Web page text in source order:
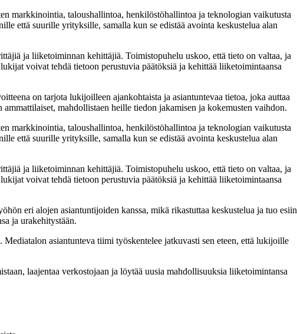
markkinointia, taloushallintoa, henkilöstöhallintoa ja teknologian vaikutusta
että suurille yrityksille, samalla kun se edistää avointa keskustelua alan
ja liiketoiminnan kehittäjiä. Toimistopuhelu uskoo, että tieto on valtaa, ja
voivat tehdä tietoon perustuvia päätöksiä ja kehittää liiketoimintaansa
on tarjota lukijoilleen ajankohtaista ja asiantuntevaa tietoa, joka auttaa
mahdollistaen heille tiedon jakamisen ja kokemusten vaihdon.
markkinointia, taloushallintoa, henkilöstöhallintoa ja teknologian vaikutusta
että suurille yrityksille, samalla kun se edistää avointa keskustelua alan
ja liiketoiminnan kehittäjiä. Toimistopuhelu uskoo, että tieto on valtaa, ja
voivat tehdä tietoon perustuvia päätöksiä ja kehittää liiketoimintaansa
eri alojen asiantuntijoiden kanssa, mikä rikastuttaa keskustelua ja tuo esiin
ja urakehitystään.
asiantunteva tiimi työskentelee jatkuvasti sen eteen, että lukijoille
laajentaa verkostojaan ja löytää uusia mahdollisuuksia liiketoimintansa